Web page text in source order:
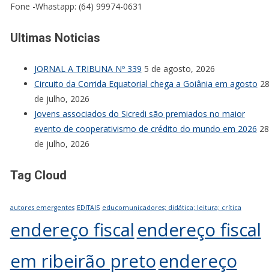
Fone -Whastapp: (64) 99974-0631
Ultimas Noticias
JORNAL A TRIBUNA Nº 339 5 de agosto, 2026
Circuito da Corrida Equatorial chega a Goiânia em agosto 28
de julho, 2026
Jovens associados do Sicredi são premiados no maior
evento de cooperativismo de crédito do mundo em 2026 28
de julho, 2026
Tag Cloud
autores emergentes EDITAIS educomunicadores; didática; leitura; crítica
endereço fiscal endereço fiscal
em ribeirão pretoendereço